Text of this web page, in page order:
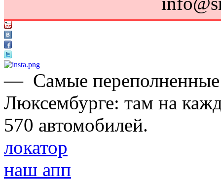
— Самые
Люксембурге: там на
570 автомобилей.
локатор
наш апп